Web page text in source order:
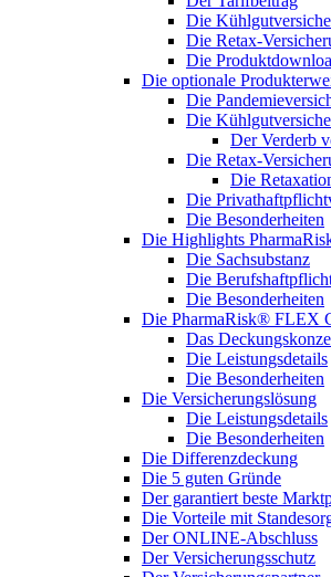
Die
Die Retax-
Die
Die optionale
Die
Die
Der Verderb
Die Retax-
Die
Die
Die Besonderheiten
Die Highlights
Die Sachsubstanz
Die
Die Besonderheiten
Die PharmaRisk® FLEX
Das
Die Leistungsdetails
Die Besonderheiten
Die Versicherungslösung
Die Leistungsdetails
Die Besonderheiten
Die Differenzdeckung
Die 5 guten Gründe
Der garantiert beste
Die Vorteile mit
Der ONLINE-Abschluss
Der Versicherungsschutz